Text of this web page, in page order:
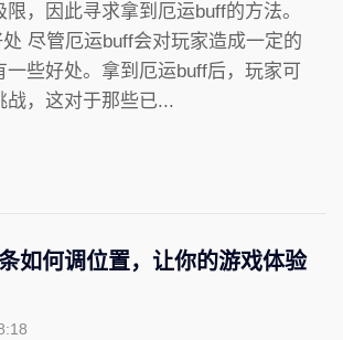
，因此寻求拿到厄运buff的方法。
尽管厄运buff会对玩家造成一定的
一些好处。拿到厄运buff后，玩家可
战，这对于那些已...
如何调位置，让你的游戏体验